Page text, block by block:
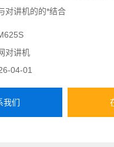
对讲机的的*结合
对讲机
04-01
我们